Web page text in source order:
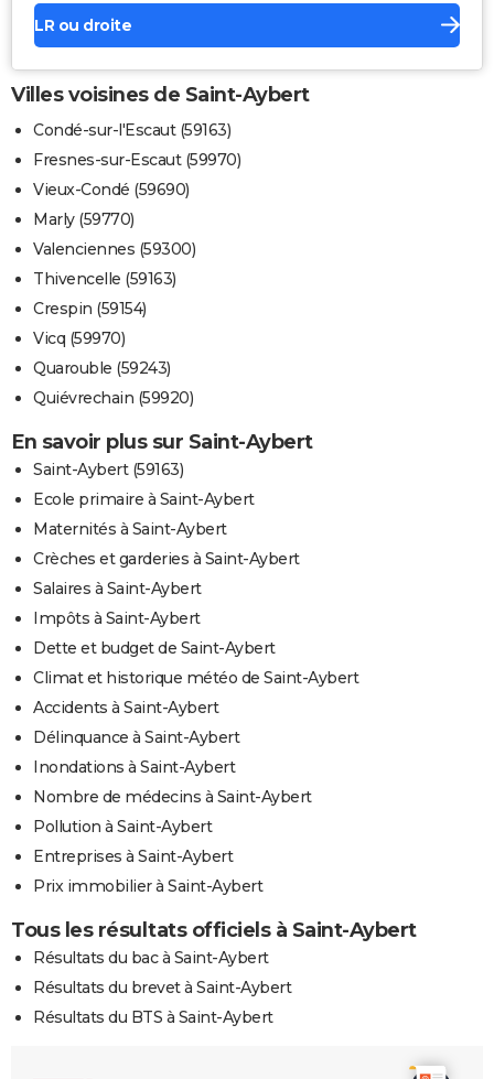
LR ou droite
Villes voisines de Saint-Aybert
Condé-sur-l'Escaut (59163)
Fresnes-sur-Escaut (59970)
Vieux-Condé (59690)
Marly (59770)
Valenciennes (59300)
Thivencelle (59163)
Crespin (59154)
Vicq (59970)
Quarouble (59243)
Quiévrechain (59920)
En savoir plus sur Saint-Aybert
Saint-Aybert (59163)
Ecole primaire à Saint-Aybert
Maternités à Saint-Aybert
Crèches et garderies à Saint-Aybert
Salaires à Saint-Aybert
Impôts à Saint-Aybert
Dette et budget de Saint-Aybert
Climat et historique météo de Saint-Aybert
Accidents à Saint-Aybert
Délinquance à Saint-Aybert
Inondations à Saint-Aybert
Nombre de médecins à Saint-Aybert
Pollution à Saint-Aybert
Entreprises à Saint-Aybert
Prix immobilier à Saint-Aybert
Tous les résultats officiels à Saint-Aybert
Résultats du bac à Saint-Aybert
Résultats du brevet à Saint-Aybert
Résultats du BTS à Saint-Aybert